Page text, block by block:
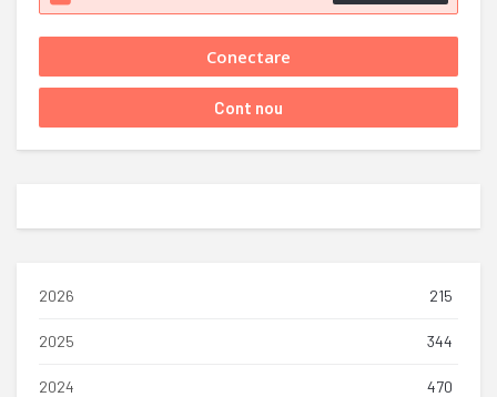
2026 215
2025 344
2024 470